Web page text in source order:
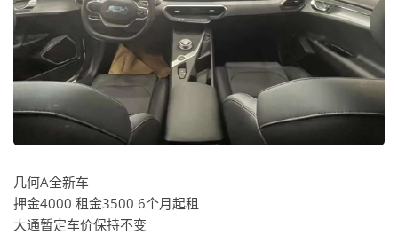
几何A全新车
押金4000 租金3500 6个月起租
大通暂定车价保持不变